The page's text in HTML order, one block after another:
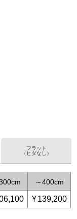
～400
¥139,200
フラット
（ヒダなし）